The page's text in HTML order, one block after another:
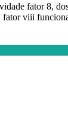
fator 8,
viii